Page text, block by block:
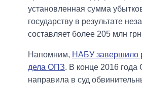
установленная сумма
государству в результате
составляет более 205 млн
Напомним, НАБУ завершило
дела ОПЗ. В конце 2016 года
направила в суд